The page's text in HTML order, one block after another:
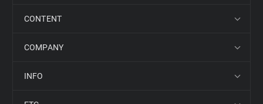
CONTENT
COMPANY
INFO